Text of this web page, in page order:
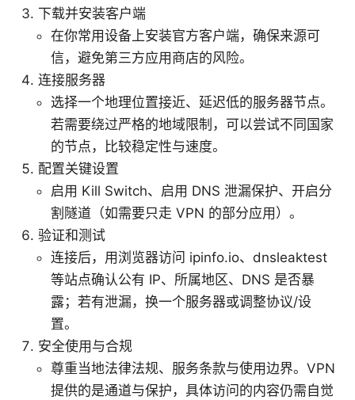
下载并安装客户端
在你常用设备上安装官方客户端，确保来源可
信，避免第三方应用商店的风险。
连接服务器
选择一个地理位置接近、延迟低的服务器节点。
若需要绕过严格的地域限制，可以尝试不同国家
的节点，比较稳定性与速度。
配置关键设置
启用 Kill Switch、启用 DNS 泄漏保护、开启分
割隧道（如需要只走 VPN 的部分应用）。
验证和测试
连接后，用浏览器访问 ipinfo.io、dnsleaktest
等站点确认公有 IP、所属地区、DNS 是否暴
露；若有泄漏，换一个服务器或调整协议/设
置。
安全使用与合规
尊重当地法律法规、服务条款与使用边界。VPN
提供的是通道与保护，具体访问的内容仍需自觉